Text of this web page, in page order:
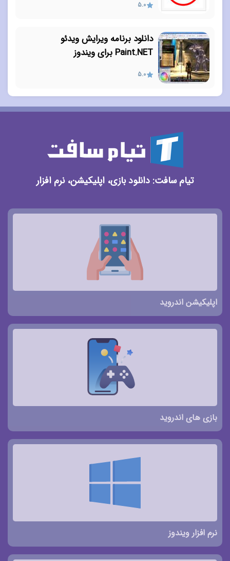
5.0
دانلود برنامه ویرایش ویدئو
Paint.NET برای ویندوز
5.0
تیام سافت: دانلود بازی، اپلیکیشن، نرم افزار
اپلیکیشن اندروید
بازی های اندروید
نرم افزار ویندوز